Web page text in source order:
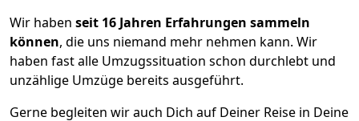
Wir haben seit 16 Jahren Erfahrungen sammeln
können, die uns niemand mehr nehmen kann. Wir
haben fast alle Umzugssituation schon durchlebt und
unzählige Umzüge bereits ausgeführt.
Gerne begleiten wir auch Dich auf Deiner Reise in Deine